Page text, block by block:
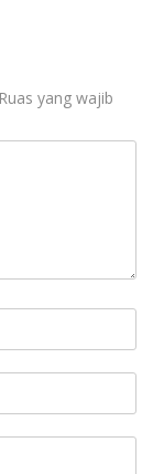
Ruas yang wajib